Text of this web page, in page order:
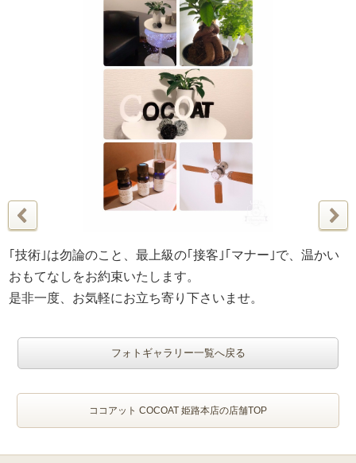
｢技術｣は勿論のこと、最上級の｢接客｣｢マナー｣で、温かい
おもてなしをお約束いたします。
是非一度、お気軽にお立ち寄り下さいませ。
フォトギャラリー一覧へ戻る
ココアット COCOAT 姫路本店の店舗TOP